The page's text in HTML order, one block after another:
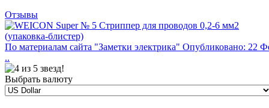
Отзывы
По материалам сайта "Заметки электрика" Опубликовано: 22
..
Выбрать валюту